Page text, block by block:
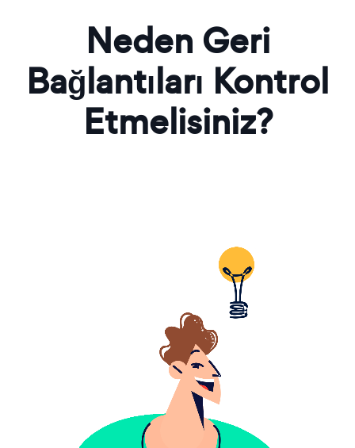
Neden Geri
Bağlantıları Kontrol
Etmelisiniz?